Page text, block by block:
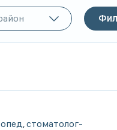
,стоматолог-